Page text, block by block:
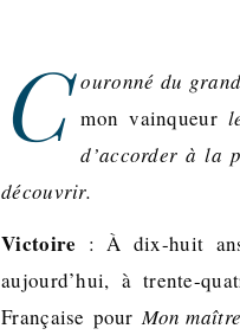
C ouronné du
mon vainqueurle
d’accorder à la
découvrir.
Victoire : À dix-huit
aujourd’hui, à trente-
Française pourMon